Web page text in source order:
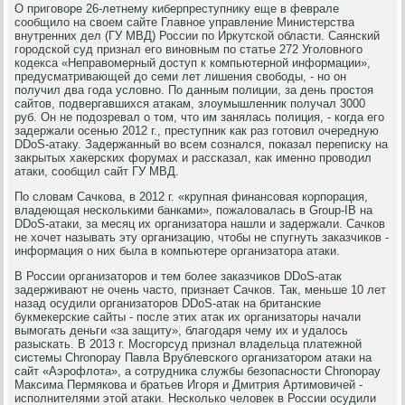
О приговоре 26-летнему киберпреступнику еще в феврале
сообщило на своем сайте Главное управление Министерства
внутренних дел (ГУ МВД) России по Иркутской области. Саянский
городской суд признал его виновным по статье 272 Уголовного
кодекса «Неправомерный доступ к компьютерной информации»,
предусматривающей до семи лет лишения свободы, - но он
получил два года условно. По данным полиции, за день простоя
сайтов, подвергавшихся атакам, злоумышленник получал 3000
руб. Он не подозревал о том, что им занялась полиция, - когда его
задержали осенью 2012 г., преступник как раз готовил очередную
DDoS-атаку. Задержанный во всем сознался, показал переписку на
закрытых хакерских форумах и рассказал, как именно проводил
атаки, сообщил сайт ГУ МВД.
По словам Сачкова, в 2012 г. «крупная финансовая корпорация,
владеющая несколькими банками», пожаловалась в Group-IB на
DDoS-атаки, за месяц их организатора нашли и задержали. Сачков
не хочет называть эту организацию, чтобы не спугнуть заказчиков -
информация о них была в компьютере организатора атаки.
В России организаторов и тем более заказчиков DDoS-атак
задерживают не очень часто, признает Сачков. Так, меньше 10 лет
назад осудили организаторов DDoS-атак на британские
букмекерские сайты - после этих атак их организаторы начали
вымогать деньги «за защиту», благодаря чему их и удалось
разыскать. В 2013 г. Мосгорсуд признал владельца платежной
системы Chronopay Павла Врублевского организатором атаки на
сайт «Аэрофлота», а сотрудника службы безопасности Chronopay
Максима Пермякова и братьев Игоря и Дмитрия Артимовичей -
исполнителями этой атаки. Несколько человек в России осудили